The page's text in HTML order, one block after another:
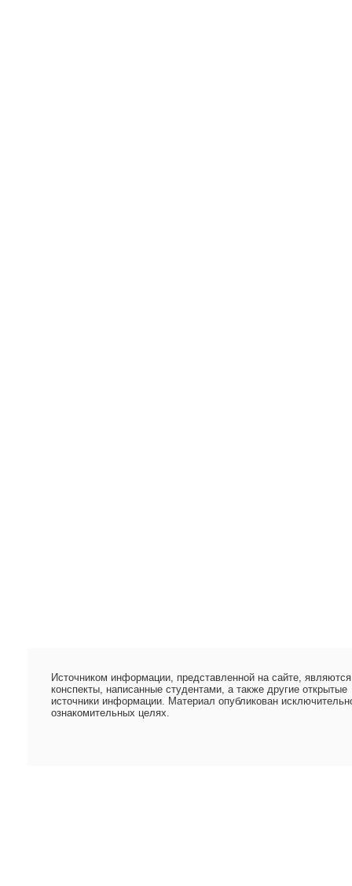
Источником информации, представленной на сайте, являются
конспекты, написанные студентами, а также другие открытые
источники информации. Материал опубликован
ознакомительных целях.